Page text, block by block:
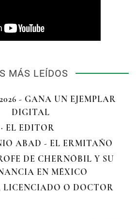
MÁS LEÍDOS
- GANA UN EJEMPLAR
DIGITAL
· EL EDITOR
ABAD - EL ERMITAÑO
DE CHERNÓBIL Y SU
EN MÉXICO
LICENCIADO O DOCTOR